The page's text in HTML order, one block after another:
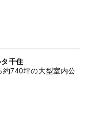
千住
約740坪の大型室内公